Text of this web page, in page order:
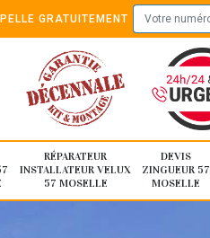
GRATUITEMENT
RÉPARATEUR
INSTALLATEUR VELUX
57 MOSELLE
DEVIS
ZINGUEUR 57
MOSELLE